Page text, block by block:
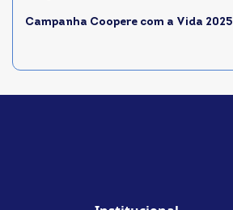
Campanha Coopere com a Vida 2025